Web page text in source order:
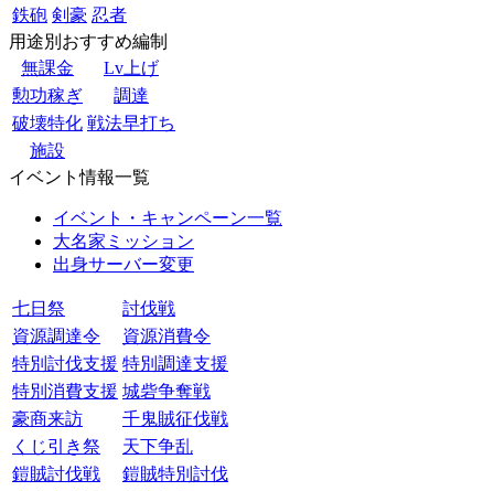
鉄砲 剣豪 忍者
用途別おすすめ編制
無課金
Lv上げ
勲功稼ぎ
調達
破壊特化 戦法早打ち
施設
イベント情報一覧
イベント・キャンペーン一覧
大名家ミッション
出身サーバー変更
七日祭
討伐戦
資源調達令
資源消費令
特別討伐支援 特別調達支援
特別消費支援 城砦争奪戦
豪商来訪
千鬼賊征伐戦
くじ引き祭
天下争乱
鎧賊討伐戦
鎧賊特別討伐